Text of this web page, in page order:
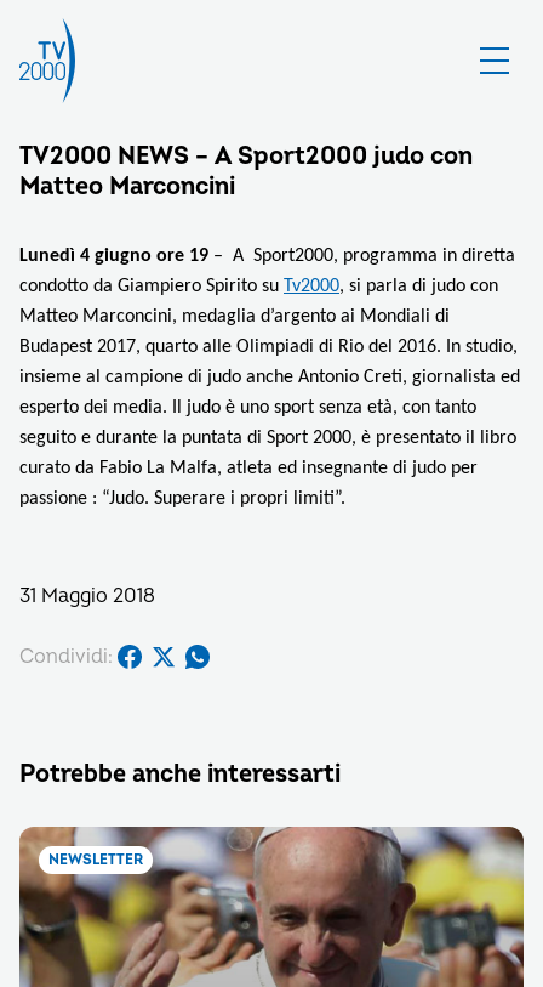
TV2000 NEWS – A Sport2000 judo con
Matteo Marconcini
Lunedì 4 giugno ore 19 – A Sport2000, programma in diretta
condotto da Giampiero Spirito su Tv2000, si parla di judo con
Matteo Marconcini, medaglia d’argento ai Mondiali di
Budapest 2017, quarto alle Olimpiadi di Rio del 2016. In studio,
insieme al campione di judo anche Antonio Creti, giornalista ed
esperto dei media. Il judo è uno sport senza età, con tanto
seguito e durante la puntata di Sport 2000, è presentato il libro
curato da Fabio La Malfa, atleta ed insegnante di judo per
passione : “Judo. Superare i propri limiti”.
31 Maggio 2018
Condividi:
Potrebbe anche interessarti
NEWSLETTER